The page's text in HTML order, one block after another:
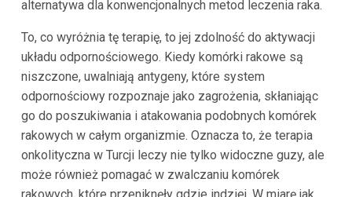
alternatywa dla konwencjonalnych metod leczenia raka.
To, co wyróżnia tę terapię, to jej zdolność do aktywacji
układu odpornościowego. Kiedy komórki rakowe są
niszczone, uwalniają antygeny, które system
odpornościowy rozpoznaje jako zagrożenia, skłaniając
go do poszukiwania i atakowania podobnych komórek
rakowych w całym organizmie. Oznacza to, że terapia
onkolityczna w Turcji leczy nie tylko widoczne guzy, ale
może również pomagać w zwalczaniu komórek
rakowych, które przeniknęły gdzie indziej. W miarę jak